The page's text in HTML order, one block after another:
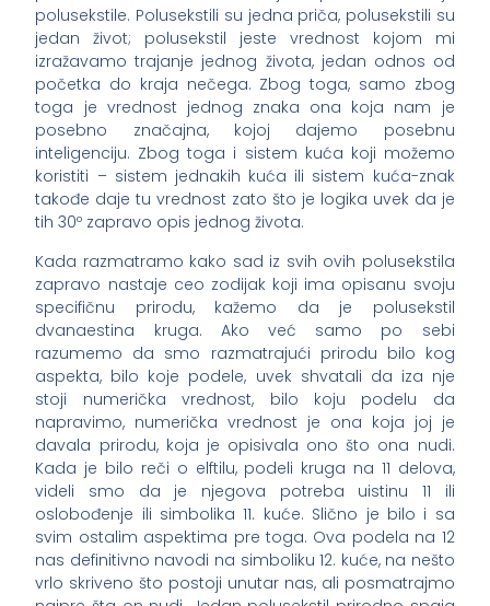
polusekstile. Polusekstili su jedna priča, polusekstili su
jedan život; polusekstil jeste vrednost kojom mi
izražavamo trajanje jednog života, jedan odnos od
početka do kraja nečega. Zbog toga, samo zbog
toga je vrednost jednog znaka ona koja nam je
posebno značajna, kojoj dajemo posebnu
inteligenciju. Zbog toga i sistem kuća koji možemo
koristiti – sistem jednakih kuća ili sistem kuća-znak
takođe daje tu vrednost zato što je logika uvek da je
tih 30º zapravo opis jednog života.
Kada razmatramo kako sad iz svih ovih polusekstila
zapravo nastaje ceo zodijak koji ima opisanu svoju
specifičnu prirodu, kažemo da je polusekstil
dvanaestina kruga. Ako već samo po sebi
razumemo da smo razmatrajući prirodu bilo kog
aspekta, bilo koje podele, uvek shvatali da iza nje
stoji numerička vrednost, bilo koju podelu da
napravimo, numerička vrednost je ona koja joj je
davala prirodu, koja je opisivala ono što ona nudi.
Kada je bilo reči o elftilu, podeli kruga na 11 delova,
videli smo da je njegova potreba uistinu 11 ili
oslobođenje ili simbolika 11. kuće. Slično je bilo i sa
svim ostalim aspektima pre toga. Ova podela na 12
nas definitivno navodi na simboliku 12. kuće, na nešto
vrlo skriveno što postoji unutar nas, ali posmatrajmo